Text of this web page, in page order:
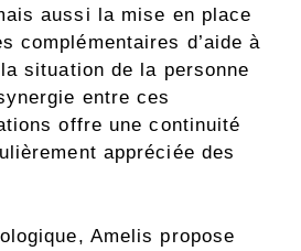
aussi la mise en place
complémentaires d’aide à
situation de la personne
entre ces
offre une continuité
appréciée des
Amelis propose